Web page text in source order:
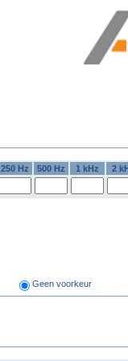
250 Hz 500 Hz 1 kHz 2
Geen voorkeur